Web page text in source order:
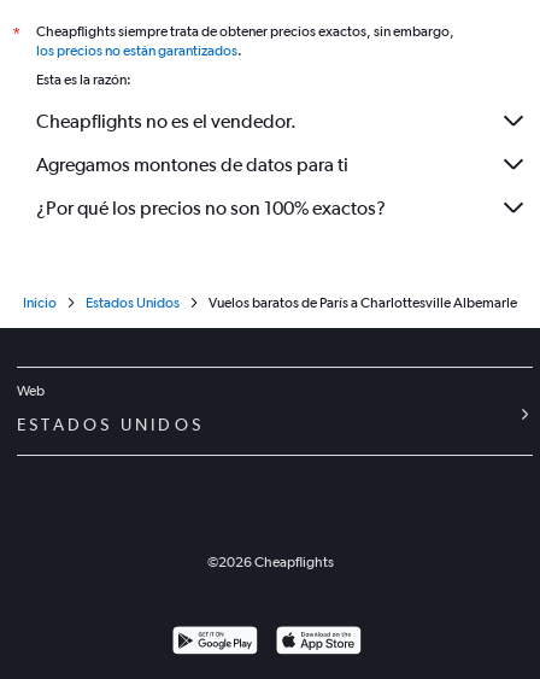
*
Cheapflights siempre trata de obtener precios exactos, sin embargo,
los precios no están garantizados.
Esta es la razón:
Cheapflights no es el vendedor.
Agregamos montones de datos para ti
¿Por qué los precios no son 100% exactos?
Inicio Estados Unidos Vuelos baratos de París a Charlottesville Albemarle
Web
ESTADOS UNIDOS
©2026Cheapflights